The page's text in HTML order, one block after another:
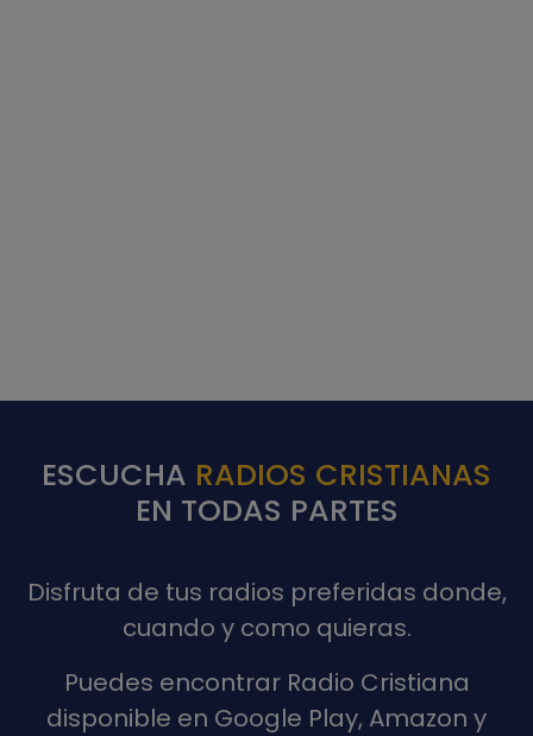
ESCUCHA RADIOS CRISTIANAS
EN TODAS PARTES
Disfruta de tus radios preferidas donde,
cuando y como quieras.
Puedes encontrar Radio Cristiana
disponible en Google Play, Amazon y